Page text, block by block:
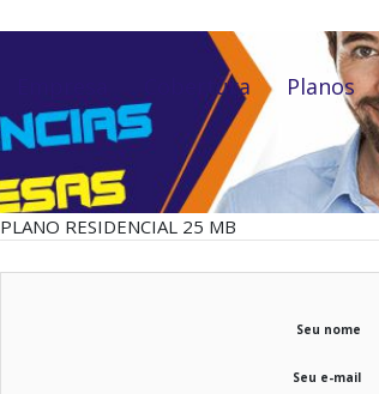
Cobertura Planos
PLANO RESIDENCIAL 25 MB
Seu nome
Seu e-mail